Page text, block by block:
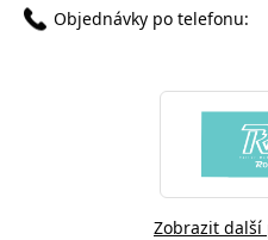
Objednávky po telefonu:
Zobrazit další